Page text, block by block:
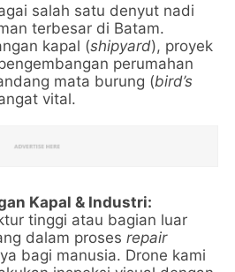
salah satu denyut nadi
terbesar di Batam.
kapal (shipyard), proyek
perumahan
mata burung (bird’s
vital.
Kapal & Industri:
tinggi atau bagian luar
dalam prosesrepair
bagi manusia. Drone kami